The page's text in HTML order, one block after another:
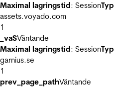
Maximal lagringstid: SessionTyp
assets.voyado.com
1
_vaSVäntande
Maximal lagringstid: SessionTyp
garnius.se
1
prev_page_pathVäntande